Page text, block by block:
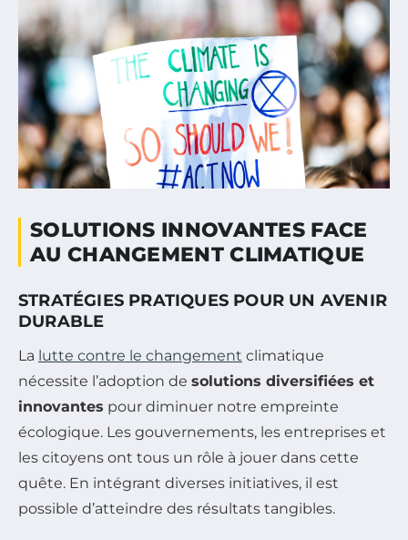
SOLUTIONS INNOVANTES FACE
AU CHANGEMENT CLIMATIQUE
STRATÉGIES PRATIQUES POUR UN AVENIR
DURABLE
La lutte contre le changement climatique
nécessite l’adoption de solutions diversifiées et
innovantes pour diminuer notre empreinte
écologique. Les gouvernements, les entreprises et
les citoyens ont tous un rôle à jouer dans cette
quête. En intégrant diverses initiatives, il est
possible d’atteindre des résultats tangibles.